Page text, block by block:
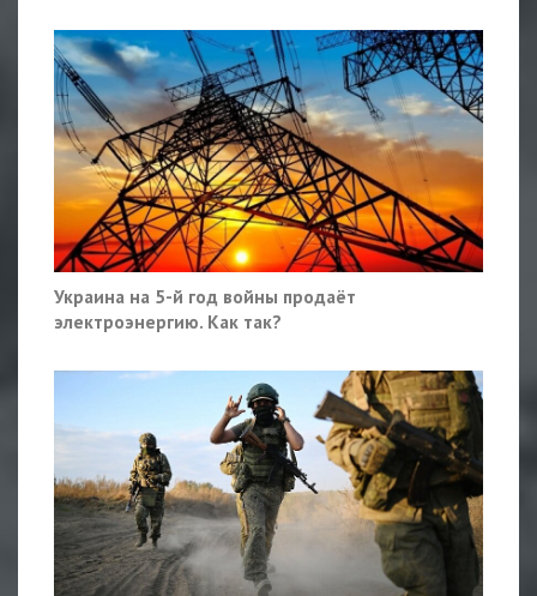
Украина на 5-й год войны продаёт
электроэнергию. Как так?